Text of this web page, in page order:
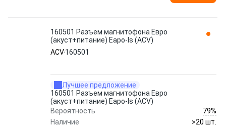
160501 Разъем магнитофона Евро
(акуст+питание) Eapo-Is (ACV)
ACV160501
Лучшее предложение
160501 Разъем магнитофона Евро
(акуст+питание) Eapo-Is (ACV)
Вероятность
79%
Наличие
>20 шт.